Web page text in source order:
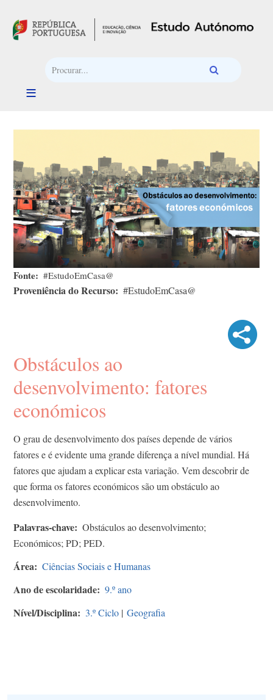
Fonte #EstudoEmCasa@
Proveniência do Recurso #EstudoEmCasa@
Obstáculos ao
desenvolvimento: fatores
económicos
O grau de desenvolvimento dos países depende de vários
fatores e é evidente uma grande diferença a nível mundial. Há
fatores que ajudam a explicar esta variação. Vem descobrir de
que forma os fatores económicos são um obstáculo ao
desenvolvimento.
Palavras-chave
Obstáculos ao desenvolvimento;
Económicos; PD; PED.
Área Ciências Sociais e Humanas
Ano de escolaridade 9.º ano
Nível/Disciplina 3.º Ciclo | Geografia